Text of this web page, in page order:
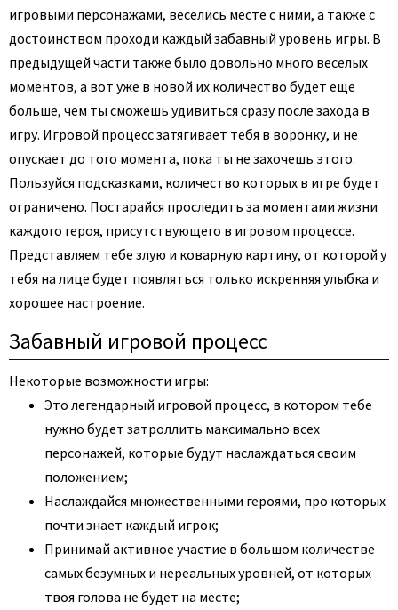
игровыми персонажами, веселись месте с ними, а также с
достоинством проходи каждый забавный уровень игры. В
предыдущей части также было довольно много веселых
моментов, а вот уже в новой их количество будет еще
больше, чем ты сможешь удивиться сразу после захода в
игру. Игровой процесс затягивает тебя в воронку, и не
опускает до того момента, пока ты не захочешь этого.
Пользуйся подсказками, количество которых в игре будет
ограничено. Постарайся проследить за моментами жизни
каждого героя, присутствующего в игровом процессе.
Представляем тебе злую и коварную картину, от которой у
тебя на лице будет появляться только искренняя улыбка и
хорошее настроение.
Забавный игровой процесс
Некоторые возможности игры:
Это легендарный игровой процесс, в котором тебе
нужно будет затроллить максимально всех
персонажей, которые будут наслаждаться своим
положением;
Наслаждайся множественными героями, про которых
почти знает каждый игрок;
Принимай активное участие в большом количестве
самых безумных и нереальных уровней, от которых
твоя голова не будет на месте;